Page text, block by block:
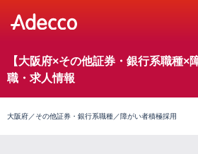
【大阪府×その他証券・銀行系職種×
職・求人情報
大阪府／その他証券・銀行系職種／障がい者積極採用